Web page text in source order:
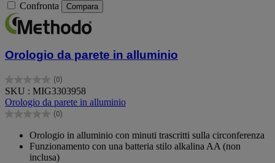
Confronta Compara
Orologio da parete in alluminio
(0)
0.0
su
5
stelle.
SKU : MIG3303958
Orologio da parete in alluminio
(0)
0.0
stelle.
Orologio in alluminio con minuti trascritti sulla circonferenza
Funzionamento con una batteria stilo alkalina AA (non
inclusa)